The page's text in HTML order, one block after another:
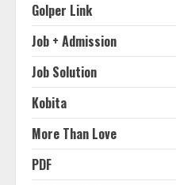
Golper Link
Job + Admission
Job Solution
Kobita
More Than Love
PDF